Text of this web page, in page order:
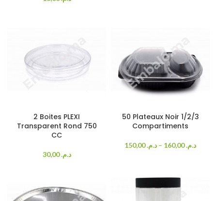
2 Boites PLEXI
Transparent Rond 750
CC
د.م.30,00
50 Plateaux Noir 1/2/3
Compartiments
د.م.150,00 – د.م.160,00